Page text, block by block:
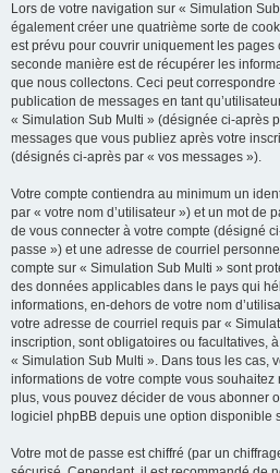
Lors de votre navigation sur « Simulation
également créer une quatrième sorte de
est prévu pour couvrir uniquement les
seconde manière est de récupérer les
que nous collectons. Ceci peut
publication de messages en tant
« Simulation Sub Multi » (désignée ci-après
messages que vous publiez après votre
(désignés ci-après par « vos messages »).
Votre compte contiendra au minimum un
par « votre nom d’utilisateur ») et un mot de
de vous connecter à votre compte (désigné
passe ») et une adresse de courriel
compte sur « Simulation Sub Multi » sont
des données applicables dans le pays qui
informations, en-dehors de votre nom
votre adresse de courriel requis par «
inscription, sont obligatoires ou facultatives,
« Simulation Sub Multi ». Dans tous les cas,
informations de votre compte vous
plus, vous pouvez décider de vous abonner
logiciel phpBB depuis une option disponible
Votre mot de passe est chiffré (par un